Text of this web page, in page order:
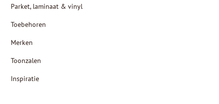
Parket, laminaat & vinyl
Toebehoren
Merken
Toonzalen
Inspiratie